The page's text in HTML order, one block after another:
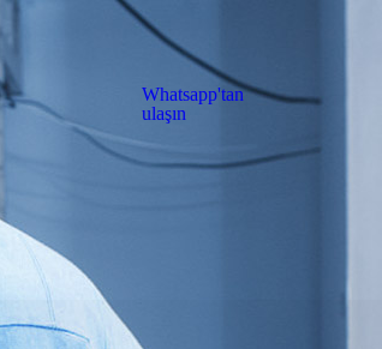
Whatsapp'tan
ulaşın